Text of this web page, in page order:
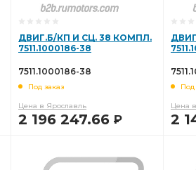
ДВИГ.Б/КП И СЦ. 38 КОМПЛ.
7511.1000186-38
7511.1000186-38
Под заказ
Цена в Ярославль
2 196 247.66 Р
Под
Цена
2